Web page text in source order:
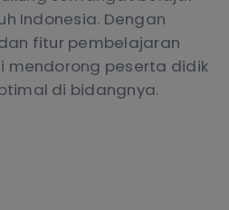
Indonesia. Dengan
fitur pembelajaran
mendorong peserta didik
di bidangnya.